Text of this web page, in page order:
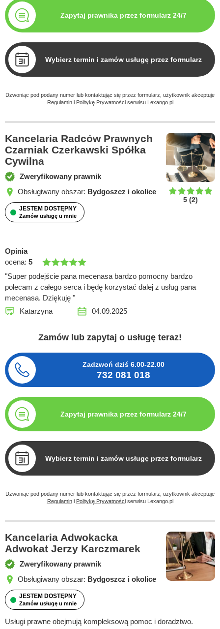
Zapytaj prawnika przez formularz 24/7
Wybierz termin i zamów usługę przez formularz
Dzwoniąc pod podany numer lub kontaktując się przez formularz, użytkownik akceptuje
Regulamini Politykę Prywatnościserwisu Lexango.pl
5 (2)
Kancelaria Radców Prawnych
Czarniak Czerkawski Spółka
Cywilna
Zweryfikowany prawnik
Obsługiwany obszar: Bydgoszcz i okolice
JESTEM DOSTĘPNY
Zamów usługę u mnie
Opinia
ocena: 5
"Super podejście pana mecenasa bardzo pomocny bardzo
polecam z całego serca i będę korzystać dalej z usług pana
mecenasa. Dziękuję "
Katarzyna
04.09.2025
Zamów lub zapytaj o usługę teraz!
Zadzwoń dziś 6.00-22.00
732 081 018
Zapytaj prawnika przez formularz 24/7
Wybierz termin i zamów usługę przez formularz
Dzwoniąc pod podany numer lub kontaktując się przez formularz, użytkownik akceptuje
Regulamini Politykę Prywatnościserwisu Lexango.pl
Kancelaria Adwokacka
Adwokat Jerzy Karczmarek
Zweryfikowany prawnik
Obsługiwany obszar: Bydgoszcz i okolice
JESTEM DOSTĘPNY
Zamów usługę u mnie
Usługi prawne obejmują kompleksową pomoc i doradztwo.